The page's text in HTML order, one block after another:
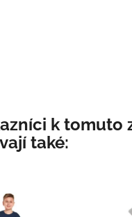
k tomuto
také: